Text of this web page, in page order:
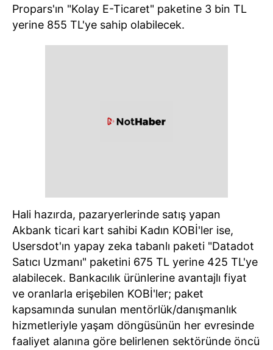
Propars'ın "Kolay E-Ticaret" paketine 3 bin TL
yerine 855 TL'ye sahip olabilecek.
Hali hazırda, pazaryerlerinde satış yapan
Akbank ticari kart sahibi Kadın KOBİ'ler ise,
Usersdot'ın yapay zeka tabanlı paketi "Datadot
Satıcı Uzmanı" paketini 675 TL yerine 425 TL'ye
alabilecek. Bankacılık ürünlerine avantajlı fiyat
ve oranlarla erişebilen KOBİ'ler; paket
kapsamında sunulan mentörlük/danışmanlık
hizmetleriyle yaşam döngüsünün her evresinde
faaliyet alanına göre belirlenen sektöründe öncü